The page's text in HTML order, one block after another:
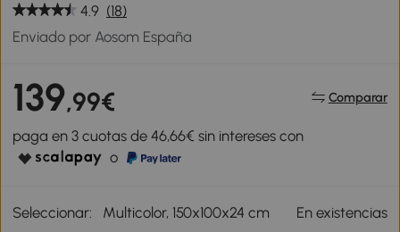
4.9 (18)
Enviado por Aosom España
139,99€ Comparar
paga en 3 cuotas de 46,66€ sin intereses con
o
Seleccionar: Multicolor, 150x100x24 cm En existencias